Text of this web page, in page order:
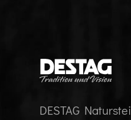
DESTAG